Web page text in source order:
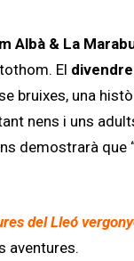
Albà & La
El
bruixes, una
nens i uns
demostrarà que
del Lleó
aventures.